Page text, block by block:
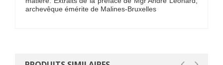
archevêque émérite de Malines-Bruxelles